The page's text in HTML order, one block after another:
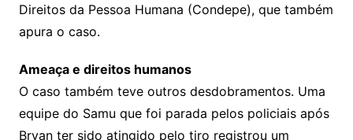
Direitos da Pessoa Humana (Condepe), que também
apura o caso.
Ameaça e direitos humanos
O caso também teve outros desdobramentos. Uma
equipe do Samu que foi parada pelos policiais após
Bryan ter sido atingido pelo tiro registrou um